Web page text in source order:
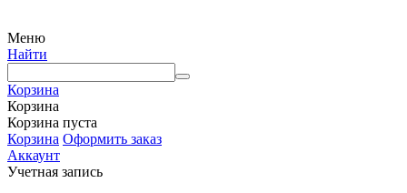
Меню
Найти
Корзина
Корзина
Корзина пуста
Корзина Оформить заказ
Аккаунт
Учетная запись